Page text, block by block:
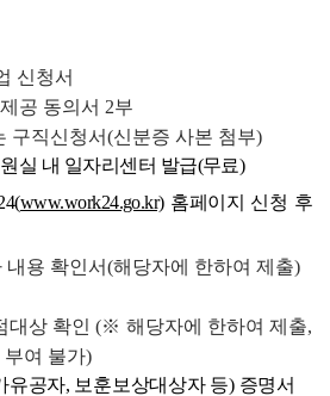
신청서
제공 동의서 2부
구직신청서(신분증 사본 첨부)
실 내 일자리센터 발급(무료)
www.work24.go.kr) 홈페이지 신청 후
용 확인서(해당자에 한하여 제출)
대상 확인 (※ 해당자에 한하여 제출,
부여 불가)
유공자, 보훈보상대상자 등) 증명서